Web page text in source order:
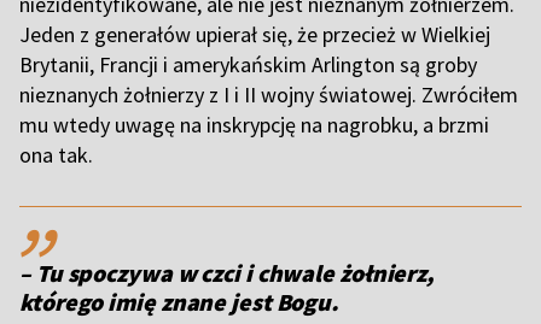
Jeden z generałów upierał się, że przecież w Wielkiej
Brytanii, Francji i amerykańskim Arlington są groby
nieznanych żołnierzy z I i II wojny światowej. Zwróciłem
mu wtedy uwagę na inskrypcję na nagrobku, a brzmi
ona tak.
,,
– Tu spoczywa w czci i chwale żołnierz,
którego imię znane jest Bogu.